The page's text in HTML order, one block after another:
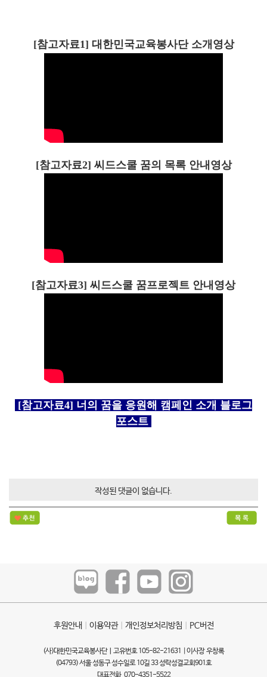
[참고자료1] 대한민국교육봉사단 소개영상
[참고자료2] 씨드스쿨 꿈의 목록 안내영상
[참고자료3] 씨드스쿨 꿈프로젝트 안내영상
[참고자료4] 너의 꿈을 응원해 캠페인 소개 블로그
포스트
작성된 댓글이 없습니다.
후원안내 이용약관ㅣ 개인정보처리방침 PC버전
(사)대한민국교육봉사단ㅣ고유번호 105-82-21631 | 이사장 우창록
(04793) 서울 성동구 성수일로 10길 33 성락성결교회901호